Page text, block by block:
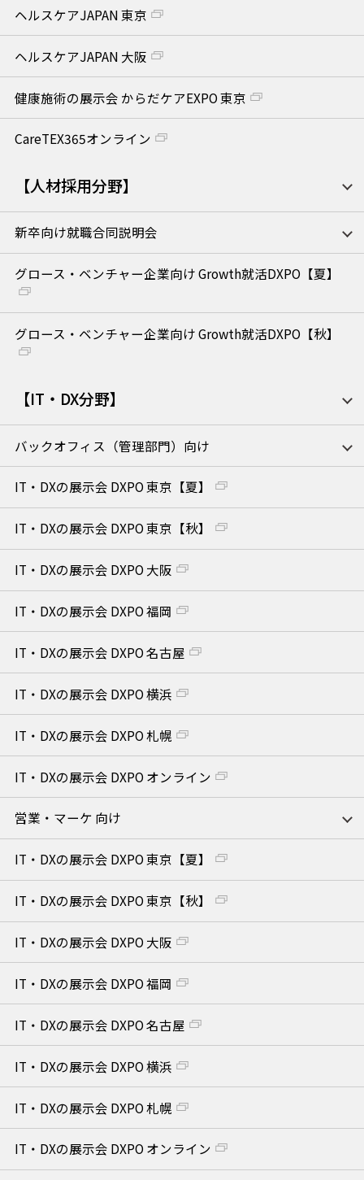
ヘルスケアJAPAN 東京
ヘルスケアJAPAN 大阪
健康施術の展示会 からだケアEXPO 東京
CareTEX365オンライン
【人材採用分野】
新卒向け就職合同説明会
グロース・ベンチャー企業向け Growth就活DXPO【夏】
グロース・ベンチャー企業向け Growth就活DXPO【秋】
【IT・DX分野】
バックオフィス（管理部門）向け
IT・DXの展示会 DXPO 東京【夏】
IT・DXの展示会 DXPO 東京【秋】
IT・DXの展示会 DXPO 大阪
IT・DXの展示会 DXPO 福岡
IT・DXの展示会 DXPO 名古屋
IT・DXの展示会 DXPO 横浜
IT・DXの展示会 DXPO 札幌
IT・DXの展示会 DXPO オンライン
営業・マーケ 向け
IT・DXの展示会 DXPO 東京【夏】
IT・DXの展示会 DXPO 東京【秋】
IT・DXの展示会 DXPO 大阪
IT・DXの展示会 DXPO 福岡
IT・DXの展示会 DXPO 名古屋
IT・DXの展示会 DXPO 横浜
IT・DXの展示会 DXPO 札幌
IT・DXの展示会 DXPO オンライン